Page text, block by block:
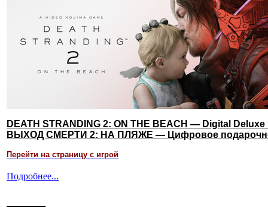
DEATH STRANDING 2: ON THE BEACH — Digital
ВЫХОД СМЕРТИ 2: НА ПЛЯЖЕ — Цифровое
Перейти на страницу с игрой
Подробнее...